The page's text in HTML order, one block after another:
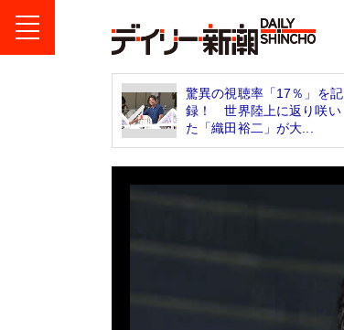
驚異の視聴率「17％」を記
録！ 世界陸上に返り咲い
た「織田裕二」が大...